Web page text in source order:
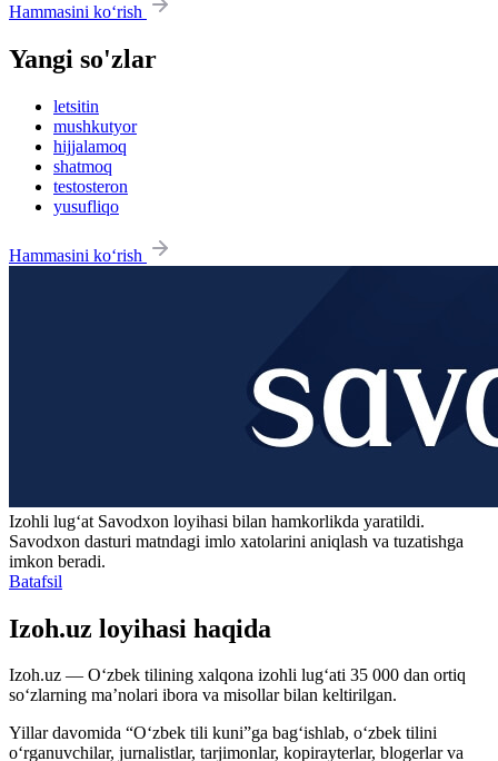
Hammasini ko‘rish
Yangi so'zlar
letsitin
mushkutyor
hijjalamoq
shatmoq
testosteron
yusufliqo
Hammasini ko‘rish
Izohli lugʻat Savodxon loyihasi bilan hamkorlikda yaratildi.
Savodxon dasturi matndagi imlo xatolarini aniqlash va tuzatishga
imkon beradi.
Batafsil
Izoh.uz loyihasi haqida
Izoh.uz — O‘zbek tilining xalqona izohli lug‘ati 35 000 dan ortiq
so‘zlarning ma’nolari ibora va misollar bilan keltirilgan.
Yillar davomida “O‘zbek tili kuni”ga bag‘ishlab, o‘zbek tilini
o‘rganuvchilar, jurnalistlar, tarjimonlar, kopirayterlar, blogerlar va